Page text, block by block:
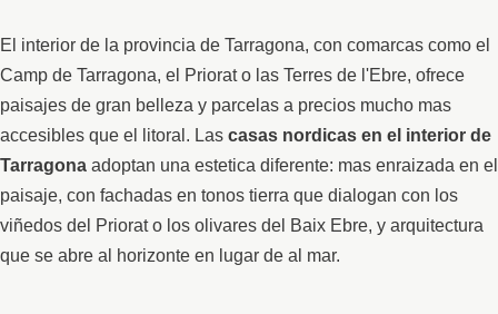
El interior de la provincia de Tarragona, con comarcas como el
Camp de Tarragona, el Priorat o las Terres de l'Ebre, ofrece
paisajes de gran belleza y parcelas a precios mucho mas
accesibles que el litoral. Las casas nordicas en el interior de
Tarragona adoptan una estetica diferente: mas enraizada en el
paisaje, con fachadas en tonos tierra que dialogan con los
viñedos del Priorat o los olivares del Baix Ebre, y arquitectura
que se abre al horizonte en lugar de al mar.